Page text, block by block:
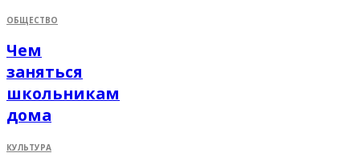
ОБЩЕСТВО
Чем
заняться
школьникам
дома
КУЛЬТУРА